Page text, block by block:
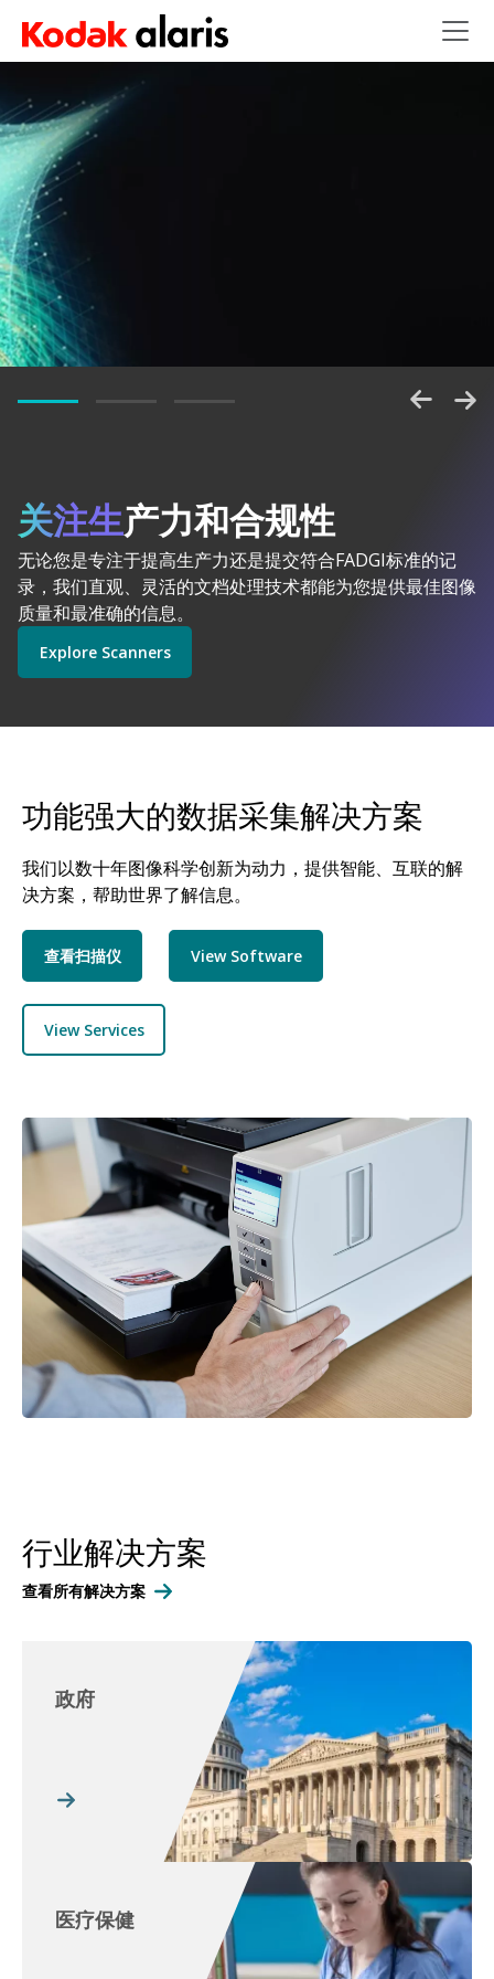
Skip to main content
关注生产力和合规性
无论您是专注于提高生产力还是提交符合FADGI标准的记
录，我们直观、灵活的文档处理技术都能为您提供最佳图像
质量和最准确的信息。
Explore Scanners
由人工智能驱动的
Get Started
柯达 Alaris 意义非凡
Explore Software Explore Scanners
Explore Services
功能强大的数据采集解决方案
我们以数十年图像科学创新为动力，提供智能、互联的解
决方案，帮助世界了解信息。
查看扫描仪 View Software
View Services
图像
行业解决方案
查看所有解决方案
政府
医疗保健